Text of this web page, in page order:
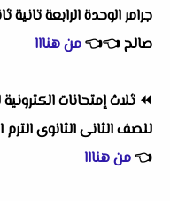
جرامر الوحدة الرابعة تانية
صالح👈
👈من هنااا
⏪ ثلاث إمتحانات
للصف الثانى الثانوى
👈من هنااا